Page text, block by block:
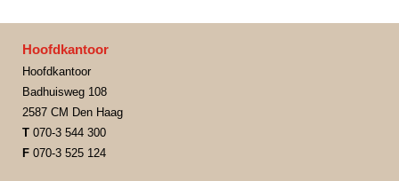
Hoofdkantoor
Hoofdkantoor
Badhuisweg 108
2587 CM Den Haag
T 070-3 544 300
F 070-3 525 124